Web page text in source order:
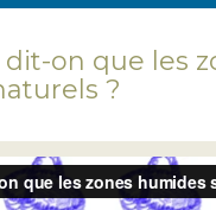
on que les
?